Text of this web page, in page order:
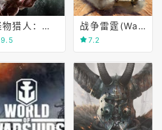
怪物猎人：世界(MONSTER HUNTER WORLD)
9.5
战争雷霆(War Thunder)
7.2